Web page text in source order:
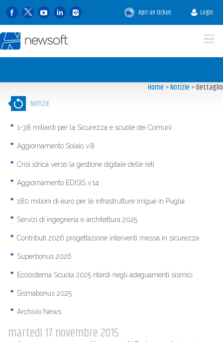
Apri un ticket Login
Home>Notizie>Dettaglio
NOTIZIE
1-38 miliardi per la Sicurezza e scuole dei Comuni
Aggiornamento Solaio v.8
Crisi idrica verso la gestione digitale delle reti
Aggiornamento EDISIS v.14
180 milioni di euro per le infrastrutture irrigue in Puglia
Servizi di ingegneria e architettura 2025
Contributi 2026 progettazione interventi messa in sicurezza
Superbonus 2026
Ecosistema Scuola 2025 ritardi negli adeguamenti sismici
Sismabonus 2025
Archivio News
martedì 17 novembre 2015